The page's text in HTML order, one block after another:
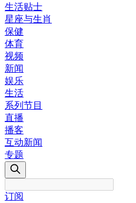
生活贴士
星座与生肖
保健
体育
视频
新闻
娱乐
生活
系列节目
直播
播客
互动新闻
专题
订阅